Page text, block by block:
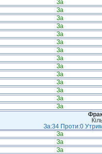
За
За
За
За
За
За
За
За
За
За
За
За
За
За
За:34 Проти:0
За
За
За